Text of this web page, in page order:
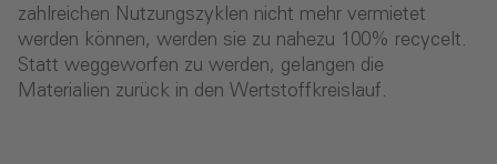
zahlreichen Nutzungszyklen nicht mehr vermietet
werden können, werden sie zu nahezu 100% recycelt.
Statt weggeworfen zu werden, gelangen die
Materialien zurück in den Wertstoffkreislauf.